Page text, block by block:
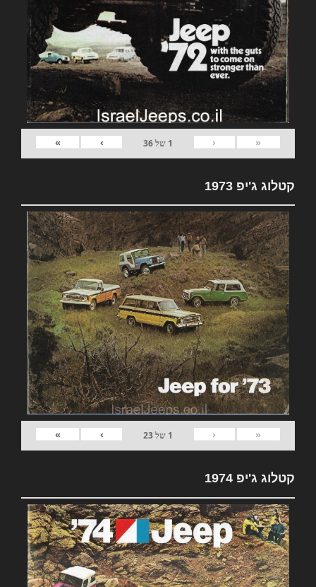
«
‹
1 של36
›
»
קטלוג ג'יפ 1973
«
‹
1 של23
›
»
קטלוג ג'יפ 1974